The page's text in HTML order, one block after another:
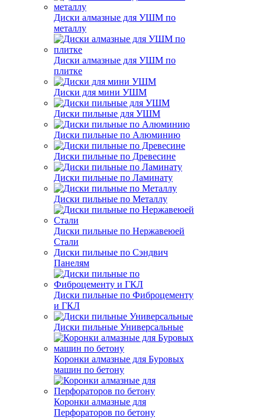
Диски алмазные для УШМ по
металлу
Диски алмазные для УШМ по
плитке
Диски для мини УШМ
Диски пильные для УШМ
Диски пильные по Алюминию
Диски пильные по Древесине
Диски пильные по Ламинату
Диски пильные по Металлу
Диски пильные по Нержавеюей
Стали
Диски пильные по Сэндвич
Панелям
Диски пильные по Фиброцементу
и ГКЛ
Диски пильные Универсальные
Коронки алмазные для Буровых
машин по бетону
Коронки алмазные для
Перфораторов по бетону